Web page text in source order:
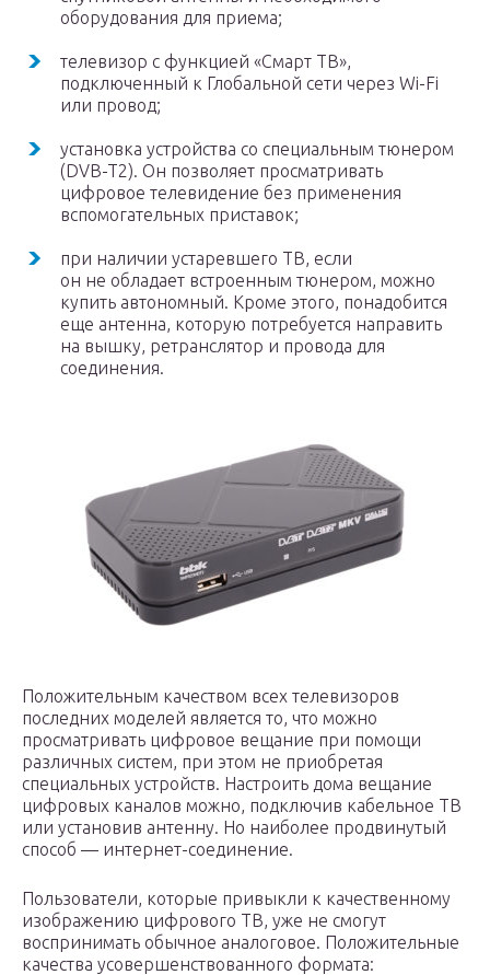
оборудования для приема;
телевизор с функцией «Смарт ТВ»,
подключенный к Глобальной сети через Wi-Fi
или провод;
установка устройства со специальным тюнером
(DVB-T2). Он позволяет просматривать
цифровое телевидение без применения
вспомогательных приставок;
при наличии устаревшего ТВ, если
он не обладает встроенным тюнером, можно
купить автономный. Кроме этого, понадобится
еще антенна, которую потребуется направить
на вышку, ретранслятор и провода для
соединения.
Положительным качеством всех телевизоров
последних моделей является то, что можно
просматривать цифровое вещание при помощи
различных систем, при этом не приобретая
специальных устройств. Настроить дома вещание
цифровых каналов можно, подключив кабельное ТВ
или установив антенну. Но наиболее продвинутый
способ — интернет-соединение.
Пользователи, которые привыкли к качественному
изображению цифрового ТВ, уже не смогут
воспринимать обычное аналоговое. Положительные
качества усовершенствованного формата: